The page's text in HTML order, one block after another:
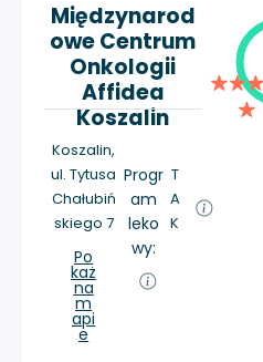
Międzynarod
owe Centrum
Onkologii
Affidea
Koszalin
Koszalin,
ul. Tytusa
Chałubiń
skiego 7
Po
każ
na
m
api
e
Progr
am
leko
wy:
T
A
K